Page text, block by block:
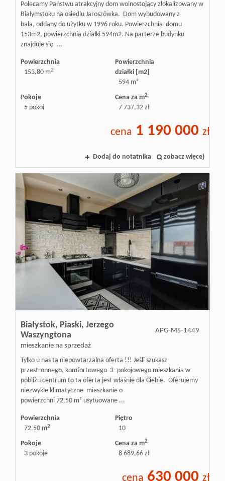
Polecamy Państwu atrakcyjny dom wolnostojący zlokalizowany w
Białymstoku na osiedlu Jaroszówka. Dom wybudowany z
bala, oddany do użytku w 1996 roku. Powierzchnia domu
153m2, powierzchnia działki 594m2. Na parterze budynku
znajduje się ...
Powierzchnia
153,80 m2
Powierzchnia
działki [m2]
594 m²
Pokoje
5 pokoi
Cena za m2
7 737,32 zł
cena 1 190 000 zł
Dodaj do notatnika zobacz więcej
Białystok, Piaski, Jerzego
Waszyngtona
mieszkanie na sprzedaż
APG-MS-1449
Tylko u nas ta niepowtarzalna oferta !!! Jeśli szukasz
przestronnego, komfortowego 3- pokojowego mieszkania w
pobliżu centrum to ta oferta jest właśnie dla Ciebie. Oferujemy
niezwykle klimatyczne mieszkanie o
powierzchni 72,50 m² usytuowane ...
Powierzchnia
72,50 m2
Piętro
10
Pokoje
3 pokoje
Cena za m2
8 689,66 zł
cena 630 000 zł